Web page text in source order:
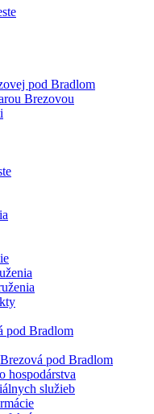
pod Bradlom
Brezovou
pod Bradlom
pod Bradlom
hospodárstva
služieb